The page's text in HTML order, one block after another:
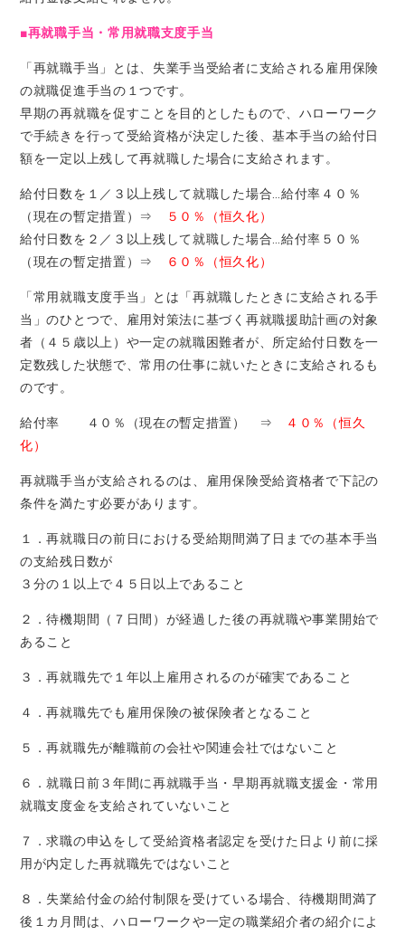
■再就職手当・常用就職支度手当
「再就職手当」とは、失業手当受給者に支給される雇用保険
の就職促進手当の１つです。
早期の再就職を促すことを目的としたもので、ハローワーク
で手続きを行って受給資格が決定した後、基本手当の給付日
額を一定以上残して再就職した場合に支給されます。
給付日数を１／３以上残して就職した場合…給付率４０％
（現在の暫定措置）⇒
５０％（恒久化）
給付日数を２／３以上残して就職した場合…給付率５０％
（現在の暫定措置）⇒
６０％（恒久化）
「常用就職支度手当」とは「再就職したときに支給される手
当」のひとつで、雇用対策法に基づく再就職援助計画の対象
者（４５歳以上）や一定の就職困難者が、所定給付日数を一
定数残した状態で、常用の仕事に就いたときに支給されるも
のです。
給付率 ４０％（現在の暫定措置） ⇒
４０％（恒久
化）
再就職手当が支給されるのは、雇用保険受給資格者で下記の
条件を満たす必要があります。
１．再就職日の前日における受給期間満了日までの基本手当
の支給残日数が
３分の１以上で４５日以上であること
２．待機期間（７日間）が経過した後の再就職や事業開始で
あること
３．再就職先で１年以上雇用されるのが確実であること
４．再就職先でも雇用保険の被保険者となること
５．再就職先が離職前の会社や関連会社ではないこと
６．就職日前３年間に再就職手当・早期再就職支援金・常用
就職支度金を支給されていないこと
７．求職の申込をして受給資格者認定を受けた日より前に採
用が内定した再就職先ではないこと
８．失業給付金の給付制限を受けている場合、待機期間満了
後１カ月間は、ハローワークや一定の職業紹介者の紹介によ